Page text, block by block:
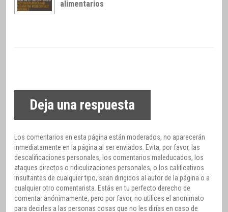
alimentarios
Deja una respuesta
Los comentarios en esta página están moderados, no aparecerán
inmediatamente en la página al ser enviados. Evita, por favor, las
descalificaciones personales, los comentarios maleducados, los
ataques directos o ridiculizaciones personales, o los calificativos
insultantes de cualquier tipo, sean dirigidos al autor de la página o a
cualquier otro comentarista. Estás en tu perfecto derecho de
comentar anónimamente, pero por favor, no utilices el anonimato
para decirles a las personas cosas que no les dirías en caso de